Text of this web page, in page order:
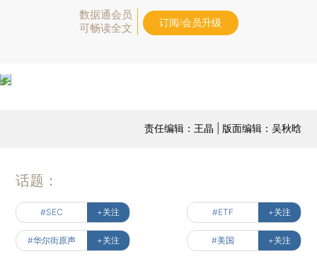
数据通会员
可畅读全文
订阅/会员升级
责任编辑：王晶 | 版面编辑：吴秋晗
话题：
#SEC +关注 #ETF +关注
#华尔街原声 +关注 #美国 +关注